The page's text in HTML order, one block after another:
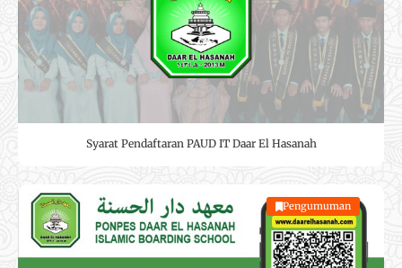
Syarat Pendaftaran PAUD IT Daar El Hasanah
Pengumuman